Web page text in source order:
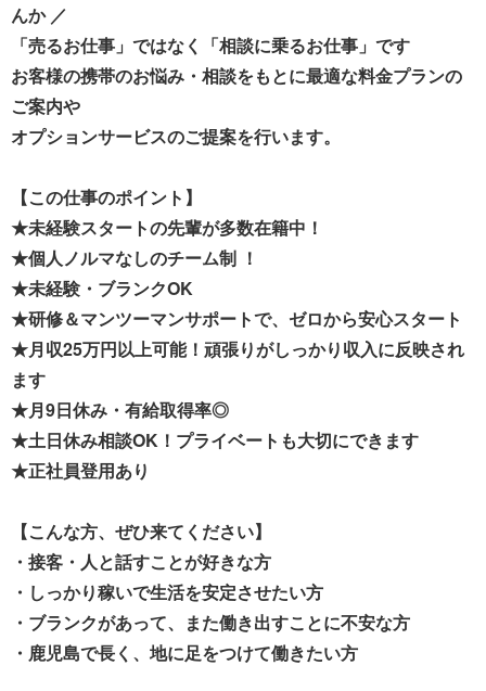
んか ／
「売るお仕事」ではなく「相談に乗るお仕事」です
お客様の携帯のお悩み・相談をもとに最適な料金プランの
ご案内や
オプションサービスのご提案を行います。
【この仕事のポイント】
★未経験スタートの先輩が多数在籍中！
★個人ノルマなしのチーム制 ！
★未経験・ブランクOK
★研修＆マンツーマンサポートで、ゼロから安心スタート
★月収25万円以上可能！頑張りがしっかり収入に反映され
ます
★月9日休み・有給取得率◎
★土日休み相談OK！プライベートも大切にできます
★正社員登用あり
【こんな方、ぜひ来てください】
・接客・人と話すことが好きな方
・しっかり稼いで生活を安定させたい方
・ブランクがあって、また働き出すことに不安な方
・鹿児島で長く、地に足をつけて働きたい方